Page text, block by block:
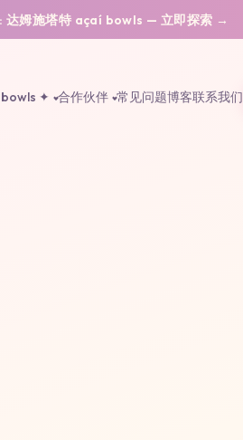
达姆施塔特 açaí bowls — 立即探索 →
✦ 合作伙伴 常见问题博客联系我们